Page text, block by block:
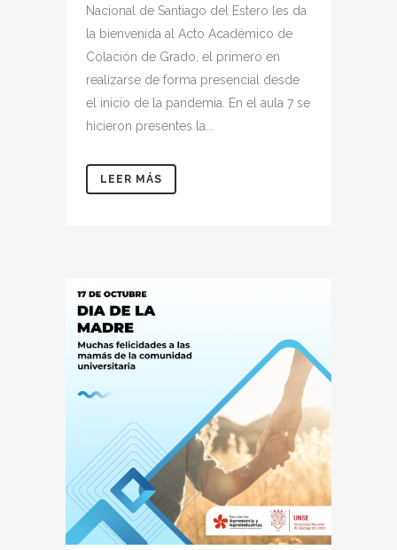
Nacional de Santiago del Estero les da
la bienvenida al Acto Académico de
Colación de Grado, el primero en
realizarse de forma presencial desde
el inicio de la pandemia. En el aula 7 se
hicieron presentes la...
LEER MÁS